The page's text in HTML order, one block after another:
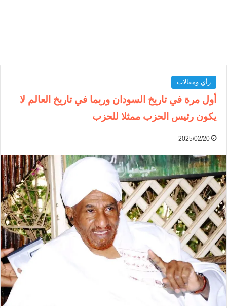
رأي ومقالات
أول مرة في تاريخ السودان وربما في تاريخ العالم لا
يكون رئيس الحزب ممثلا للحزب
2025/02/20